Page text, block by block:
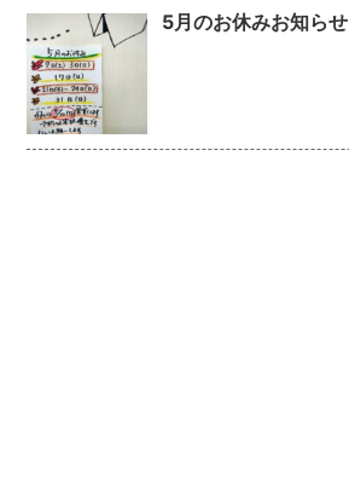
5月のお休みお知らせ